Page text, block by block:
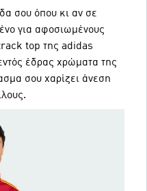
σου όπου κι αν σε
για αφοσιωμένους
top της adidas
έδρας χρώματα της
σου χαρίζει άνεση